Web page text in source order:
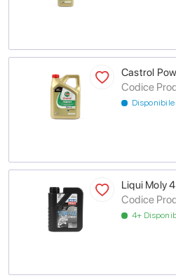
Castrol
Codice
Disponibile
Liqui Moly
Codice
4+